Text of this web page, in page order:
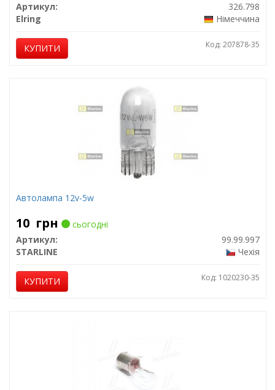
Артикул:
326.798
Elring
Німеччина
КУПИТИ Код: 207878-35
Автолампа 12v-5w
10 грн
сьогодні
Артикул:
99.99.997
STARLINE
Чехія
КУПИТИ Код: 1020230-35